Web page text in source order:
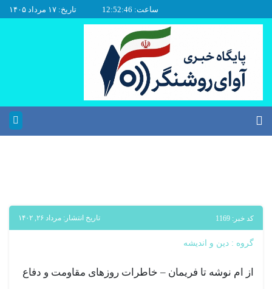
ساعت: 12:52:46 تاریخ: ۱۷ مرداد ۱۴۰۵
کد خبر: 1169 تاریخ انتشار: مرداد ۲۶, ۱۴۰۲
گروه : دین و اندیشه
از ام نوشه تا فریمان – خاطرات روزهای مقاومت و دفاع